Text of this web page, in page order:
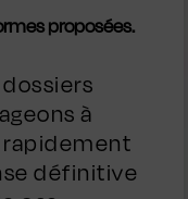
proposées.
à
rapidement
définitive